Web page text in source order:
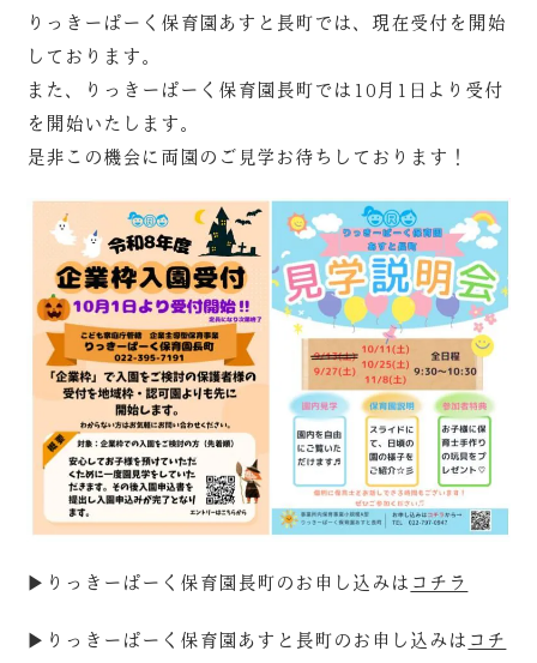
りっきーぱーく保育園あすと長町では、現在受付を開始
しております。
また、りっきーぱーく保育園長町では10月1日より受付
を開始いたします。
是非この機会に両園のご見学お待ちしております！
▶りっきーぱーく保育園長町のお申し込みは コチラ
▶りっきーぱーく保育園あすと長町のお申し込みは コチ